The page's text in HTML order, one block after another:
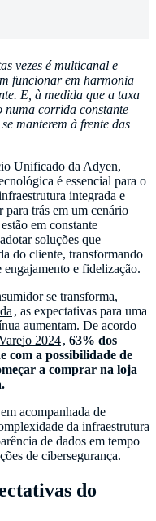
vezes é multicanal e
funcionar em harmonia
E, à medida que a taxa
numa corrida constante
manterem à frente das
Unificado da Adyen,
é essencial para o
integrada e
trás em um cenário
em constante
soluções que
do cliente, transformando
e fidelização.
se transforma,
, as expectativas para uma
aumentam. De acordo
2024, 63% dos
com a possibilidade de
a comprar na loja
acompanhada de
da infraestrutura
de dados em tempo
de cibersegurança.
do